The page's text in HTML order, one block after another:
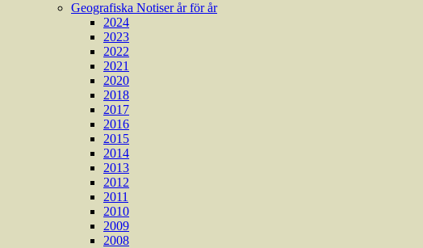
Geografiska Notiser år för år
2024
2023
2022
2021
2020
2018
2017
2016
2015
2014
2013
2012
2011
2010
2009
2008